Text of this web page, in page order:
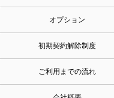
（８）本人が容易に認識できな
クッキーやウェブビーコン等
方法による個人情報の取得は
（９）個人情報の安全管理措置
取得した個人情報については
個人情報の安全管理のために
お問合せへの回答後、取得し
オプション
初期契約解除制度
ご利用までの流れ